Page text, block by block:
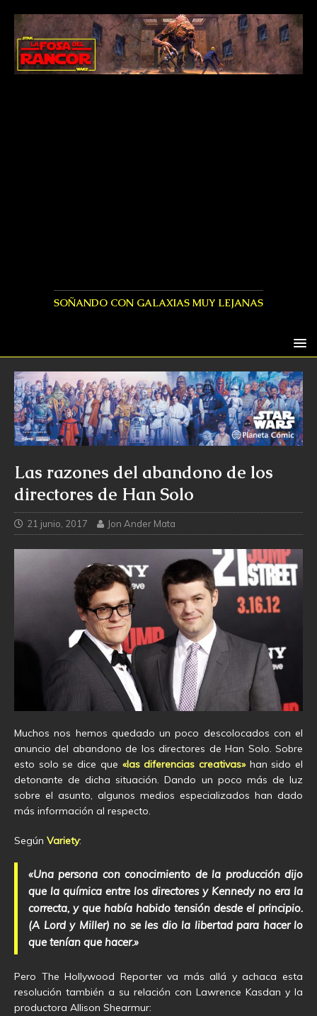
SOÑANDO CON GALAXIAS MUY LEJANAS
Las razones del abandono de los
directores de Han Solo
21 junio, 2017 Jon Ander Mata
Muchos nos hemos quedado un poco descolocados con el
anuncio del abandono de los directores de Han Solo. Sobre
esto solo se dice que «las diferencias creativas»han sido el
detonante de dicha situación. Dando un poco más de luz
sobre el asunto, algunos medios especializados han dado
más información al respecto.
Según Variety:
«Una persona con conocimiento de la producción dijo
que la química entre los directores y Kennedy no era la
correcta, y que había habido tensión desde el principio.
(A Lord y Miller) no se les dio la libertad para hacer lo
que tenían que hacer.»
Pero The Hollywood Reporter va más allá y achaca esta
resolución también a su relación con Lawrence Kasdan y la
productora Allison Shearmur: